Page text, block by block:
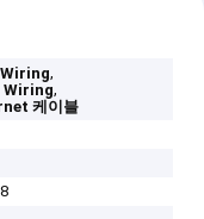
,
Wiring,
케이블